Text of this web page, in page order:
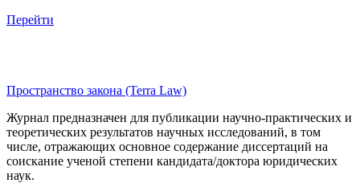
Перейти
Пространство закона (Terra Law)
Журнал предназначен для публикации научно-практических и
теоретических результатов научных исследований, в том
числе, отражающих основное содержание диссертаций на
соискание ученой степени кандидата/доктора юридических
наук.